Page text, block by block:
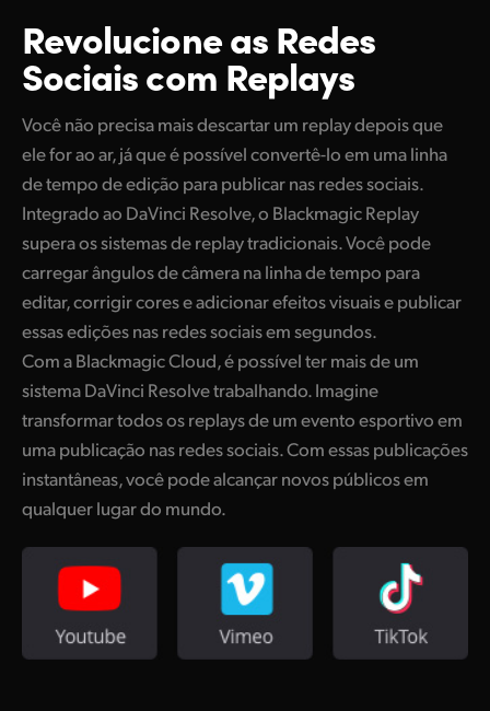
Turkey
Ukraine
United Kingdom
United States
Revolucione asRedes
Sociais com Replays
Você não precisa mais descartar um replay depois que
ele for ao ar, já que é possível convertê-lo em uma linha
de tempo de edição para publicar nas redes sociais.
Integrado ao DaVinci Resolve, o Blackmagic Replay
supera os sistemas de replay tradicionais. Você pode
carregar ângulos de câmera na linha de tempo para
editar, corrigir cores e adicionar efeitos visuais e publicar
essas edições nas redes sociais em segundos.
Com a Blackmagic Cloud, é possível ter mais de um
sistema DaVinci Resolve trabalhando. Imagine
transformar todos os replays de um evento esportivo em
uma publicação nas redes sociais. Com essas publicações
instantâneas, você pode alcançar novos públicos em
qualquer lugar do mundo.